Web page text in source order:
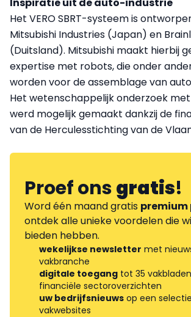
Het VERO SBRT-systeem is
Mitsubishi Industries (Japan) en
(Duitsland). Mitsubishi maakt hierbij
expertise met robots, die onder
worden voor de assemblage van
Het wetenschappelijk onderzoek
werd mogelijk gemaakt dankzij de
van de Herculesstichting van de
Proef onsgratis!
Word één maand gratis
ontdek alle unieke voordelen die
bieden hebben.
wekelijkse newsletter met
vakbranche
digitale toegang tot 35
financiële sectoroverzichten
uw bedrijfsnieuws op een
vakwebsites